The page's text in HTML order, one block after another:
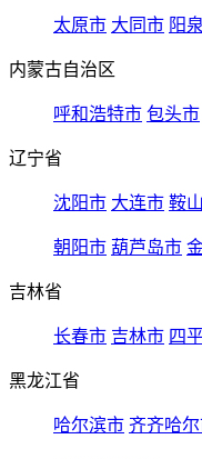
太原市 大同市 阳
内蒙古自治区
呼和浩特市 包头市
辽宁省
沈阳市 大连市 鞍
朝阳市 葫芦岛市
吉林省
长春市 吉林市 四
黑龙江省
哈尔滨市 齐齐哈